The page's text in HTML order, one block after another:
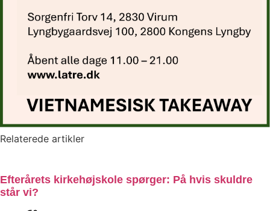
Relaterede artikler
Efterårets kirkehøjskole spørger: På hvis skuldre
står vi?